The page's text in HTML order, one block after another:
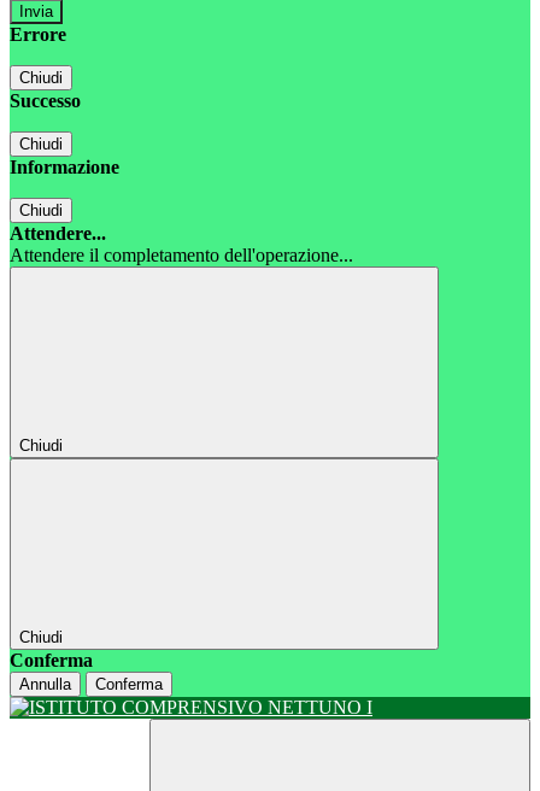
Errore
Chiudi
Successo
Chiudi
Informazione
Chiudi
Attendere...
Attendere il completamento dell'operazione...
Chiudi
Chiudi
Conferma
Annulla Conferma